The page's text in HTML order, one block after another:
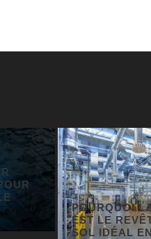
POURQUOI LA
EST LE
SOL IDÉAL EN